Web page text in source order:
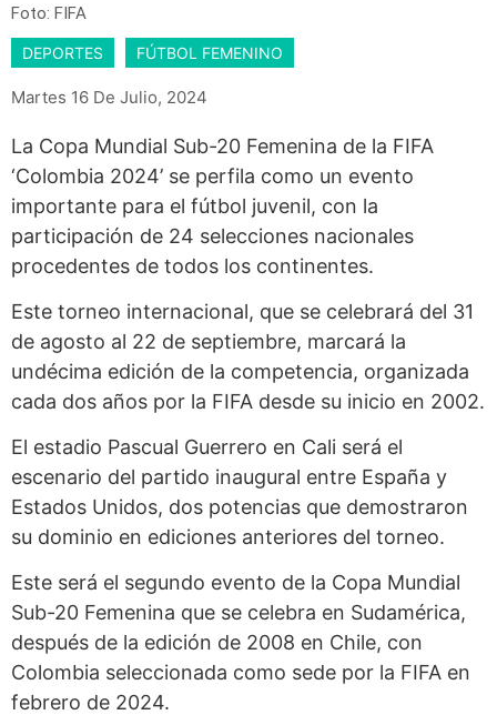
Foto: FIFA
DEPORTES FÚTBOL FEMENINO
Martes 16 De Julio, 2024
La Copa Mundial Sub-20 Femenina de la FIFA
‘Colombia 2024’ se perfila como un evento
importante para el fútbol juvenil, con la
participación de 24 selecciones nacionales
procedentes de todos los continentes.
Este torneo internacional, que se celebrará del 31
de agosto al 22 de septiembre, marcará la
undécima edición de la competencia, organizada
cada dos años por la FIFA desde su inicio en 2002.
El estadio Pascual Guerrero en Cali será el
escenario del partido inaugural entre España y
Estados Unidos, dos potencias que demostraron
su dominio en ediciones anteriores del torneo.
Este será el segundo evento de la Copa Mundial
Sub-20 Femenina que se celebra en Sudamérica,
después de la edición de 2008 en Chile, con
Colombia seleccionada como sede por la FIFA en
febrero de 2024.